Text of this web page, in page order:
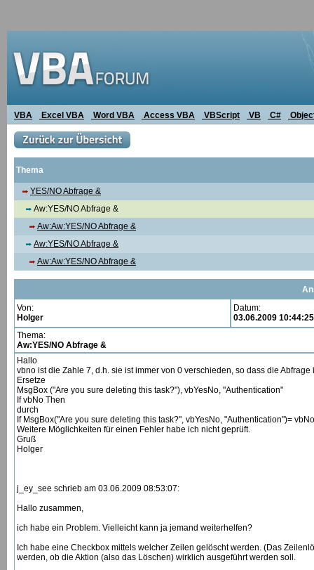
VBA Excel VBA Word VBA Access VBA VBScript VB C#
Thema
YES/NO Abfrage &
Aw:YES/NO Abfrage &
Aw:Aw:YES/NO Abfrage &
Aw:YES/NO Abfrage &
Aw:Aw:YES/NO Abfrage &
Von:
Holger
Datum:
03.06.2009 10:44:25
Thema:
Aw:YES/NO Abfrage &
Hallo
vbno ist die Zahle 7, d.h. sie ist immer von 0 verschieden, so dass die
Ersetze
MsgBox ("Are you sure deleting this task?"), vbYesNo, "Authentication"
If vbNo Then
durch
If MsgBox("Are you sure deleting this task?", vbYesNo, "Authentication")=
Weitere Möglichkeiten für einen Fehler habe ich nicht geprüft.
Gruß
Holger
j_ey_see schrieb am 03.06.2009 08:53:07:
Hallo zusammen,
ich habe ein Problem. Vielleicht kann ja jemand weiterhelfen?
Ich habe eine Checkbox mittels welcher Zeilen gelöscht werden. (Das
werden, ob die Aktion (also das Löschen) wirklich ausgeführt werden soll.